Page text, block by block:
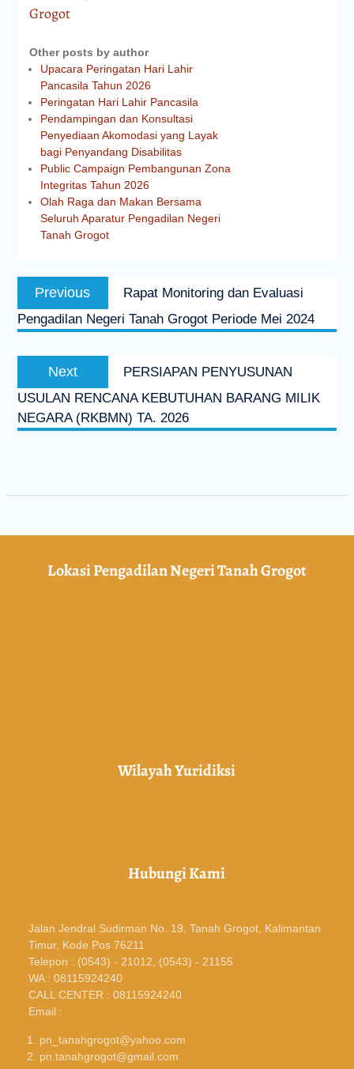
Grogot
Other posts by author
Upacara Peringatan Hari Lahir
Pancasila Tahun 2026
Peringatan Hari Lahir Pancasila
Pendampingan dan Konsultasi
Penyediaan Akomodasi yang Layak
bagi Penyandang Disabilitas
Public Campaign Pembangunan Zona
Integritas Tahun 2026
Olah Raga dan Makan Bersama
Seluruh Aparatur Pengadilan Negeri
Tanah Grogot
Previous
Rapat Monitoring dan Evaluasi
Pengadilan Negeri Tanah Grogot Periode Mei 2024
Next
PERSIAPAN PENYUSUNAN
USULAN RENCANA KEBUTUHAN BARANG MILIK
NEGARA (RKBMN) TA. 2026
Lokasi Pengadilan Negeri Tanah Grogot
Wilayah Yuridiksi
Hubungi Kami
Jalan Jendral Sudirman No. 19, Tanah Grogot, Kalimantan
Timur, Kode Pos 76211
Telepon : (0543) - 21012, (0543) - 21155
WA : 08115924240
CALL CENTER : 08115924240
Email :
pn_tanahgrogot@yahoo.com
pn.tanahgrogot@gmail.com